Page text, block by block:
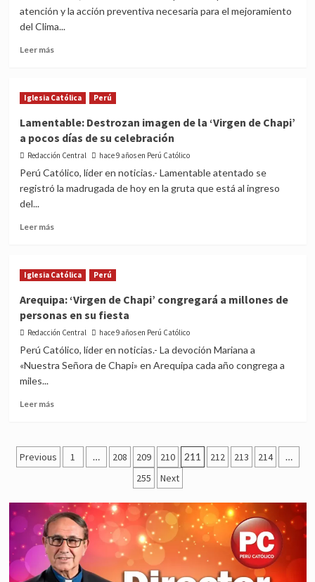
Opus
Dei
atención y la acción preventiva necesaria para el mejoramiento
del Clima...
Leer másRead
de
“Día
Mundial
de
Lucha
Contra
el
Iglesia Católica Perú
Lamentable: Destrozan imagen de la ‘Virgen de Chapi’
a pocos días de su celebración
Redacción Central hace 9 años en Perú Católico
Perú Católico, líder en noticias.- Lamentable atentado se
registró la madrugada de hoy en la gruta que está al ingreso
del...
Leer másRead
Destrozan
de
la
‘Virgen
de
a
Iglesia Católica Perú
Arequipa: ‘Virgen de Chapi’ congregará a millones de
personas en su fiesta
Redacción Central hace 9 años en Perú Católico
Perú Católico, líder en noticias.- La devoción Mariana a
«Nuestra Señora de Chapi» en Arequipa cada año congrega a
miles...
Leer másRead
‘Virgen
de
millones
de
personas
en
su
Posts
Previous 1 … 208 209 210 211 212 213 214 …
255 Next